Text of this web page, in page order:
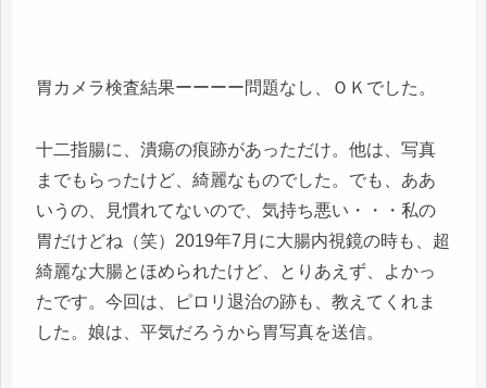
胃カメラ検査結果ーーーー問題なし、ＯＫでした。
十二指腸に、潰瘍の痕跡があっただけ。他は、写真
までもらったけど、綺麗なものでした。でも、ああ
いうの、見慣れてないので、気持ち悪い・・・私の
胃だけどね（笑）2019年7月に大腸内視鏡の時も、超
綺麗な大腸とほめられたけど、とりあえず、よかっ
たです。今回は、ピロリ退治の跡も、教えてくれま
した。娘は、平気だろうから胃写真を送信。